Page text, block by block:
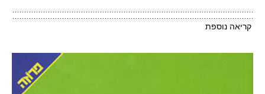
קריאה נוספת